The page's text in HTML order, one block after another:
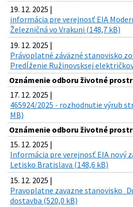
19. 12. 2025 |
informácia pre verejnosť EIA
Železničná vo Vrakuni (148,7 kB)
19. 12. 2025 |
Právoplatné záväzné stanovisko
Predĺženie Ružinovsksej
Oznámenie odboru životné
17. 12. 2025 |
465924/2025 - rozhodnutie výrub
MB)
Oznámenie odboru životné
15. 12. 2025 |
Informácia pre verejnosť EIA nový
Letisko Bratislava (148,6 kB)
15. 12. 2025 |
Pravoplatne zavazne
dostavba (520,0 kB)